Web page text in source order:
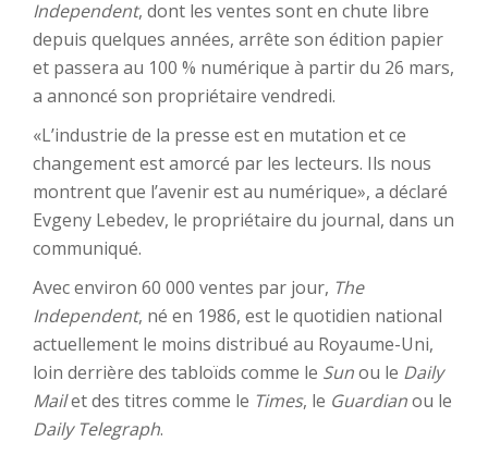
Independent, dont les ventes sont en chute libre
depuis quelques années, arrête son édition papier
et passera au 100 % numérique à partir du 26 mars,
a annoncé son propriétaire vendredi.
«L’industrie de la presse est en mutation et ce
changement est amorcé par les lecteurs. Ils nous
montrent que l’avenir est au numérique», a déclaré
Evgeny Lebedev, le propriétaire du journal, dans un
communiqué.
Avec environ 60 000 ventes par jour, The
Independent, né en 1986, est le quotidien national
actuellement le moins distribué au Royaume-Uni,
loin derrière des tabloïds comme le Sunou le Daily
Mailet des titres comme le Times, le Guardianou le
Daily Telegraph.